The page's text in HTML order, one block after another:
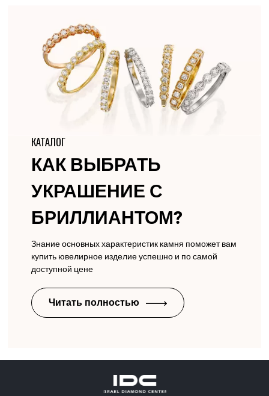
КАТАЛОГ
КАК ВЫБРАТЬ
УКРАШЕНИЕ С
БРИЛЛИАНТОМ?
Знание основных характеристик камня поможет вам
купить ювелирное изделие успешно и по самой
доступной цене
Читать полностью